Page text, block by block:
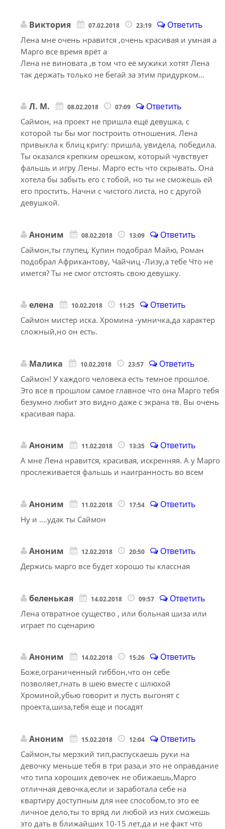
Виктория 07.02.2018 23:19 Ответить
Лена мне очень нравится ,очень красивая и умная а
Марго все время врёт а
Лена не виновата ,в том что её мужики хотят Лена
так держать только не бегай за этим придурком…
Л. М. 08.02.2018 07:09 Ответить
Саймон, на проект не пришла ещё девушка, с
которой ты бы мог построить отношения. Лена
привыкла к блиц кригу: пришла, увидела, победила.
Ты оказался крепким орешком, который чувствует
фальшь и игру Лены. Марго есть что скрывать. Она
хотела бы забыть его с тобой, но ты не сможешь ей
его простить. Начни с чистого листа, но с другой
девушкой.
Аноним 08.02.2018 13:09 Ответить
Саймон,ты глупец. Купин подобрал Майю, Роман
подобрал Африкантову, Чайчиц -Лизу,а тебе Что не
имется? Ты не смог отстоять свою девушку.
елена 10.02.2018 11:25 Ответить
Саймон мистер иска. Хромина -умничка,да характер
сложный,но он есть.
Малика 10.02.2018 23:57 Ответить
Саймон! У каждого человека есть темное прошлое.
Это все в прошлом самое главное что она Марго тебя
безумно любит это видно даже с экрана тв. Вы очень
красивая пара.
Аноним 11.02.2018 13:35 Ответить
А мне Лена нравится, красивая, искренняя. А у Марго
прослеживается фальшь и наигранность во всем
Аноним 11.02.2018 17:54 Ответить
Ну и ….удак ты Саймон
Аноним 12.02.2018 20:50 Ответить
Держись марго все будет хорошо ты классная
беленькая 14.02.2018 09:57 Ответить
Лена отвратное существо , или больная шиза или
играет по сценарию
Аноним 14.02.2018 15:26 Ответить
Боже,ограниченный гиббон,что он себе
позволяет,гнать в шею вместе с шлюхой
Хроминой,убью говорит и пусть выгонят с
проекта,шиза,тебя еще и посадят
Аноним 15.02.2018 12:04 Ответить
Саймон,ты мерзкий тип,распускаешь руки на
девочку меньше тебя в три раза,и это не оправдание
что типа хороших девочек не обижаешь,Марго
отличная девочка,если и заработала себе на
квартиру доступным для нее способом,то это ее
личное дело,ты то вряд ли любой из них сможешь
это дать в ближайших 10-15 лет,да и не факт что